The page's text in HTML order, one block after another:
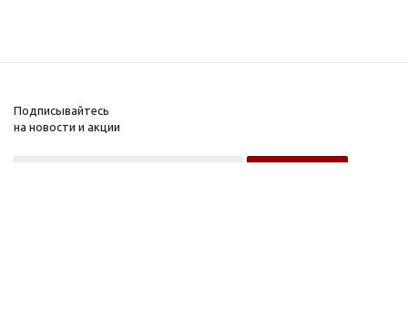
Подписывайтесь
на новости и акции